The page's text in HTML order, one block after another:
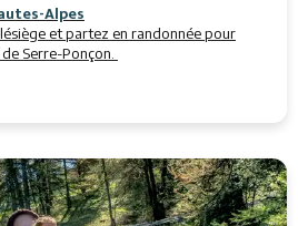
Alpes
et partez en randonnée pour
Serre-Ponçon.